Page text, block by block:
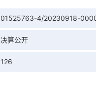
01525763-4/20230918-
决算公开
126